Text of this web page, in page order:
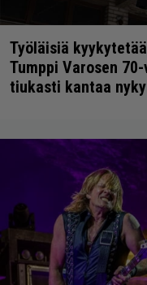
Työläisiä
Tumppi Varosen
tiukasti kantaa